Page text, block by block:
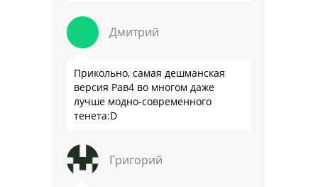
Дмитрий
Прикольно, самая дешманская
версия Рав4 во многом даже
лучше модно-современного
тенета:D
Григорий